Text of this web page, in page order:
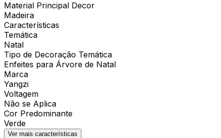
Material Principal Decor
Madeira
Características
Temática
Natal
Tipo de Decoração Temática
Enfeites para Árvore de Natal
Marca
Yangzi
Voltagem
Não se Aplica
Cor Predominante
Verde
Ver mais características